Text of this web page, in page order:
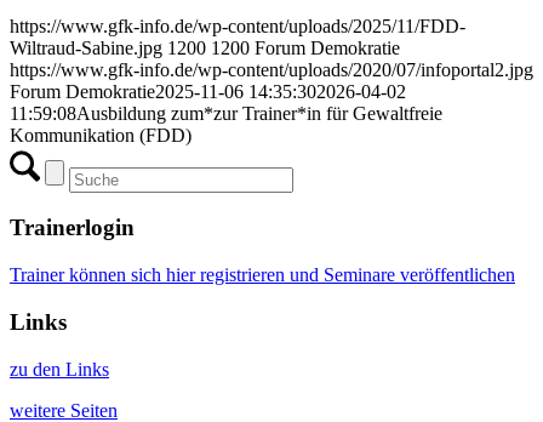
https://www.gfk-info.de/wp-content/uploads/2025/11/FDD-
Wiltraud-Sabine.jpg 1200 1200 Forum Demokratie
https://www.gfk-info.de/wp-content/uploads/2020/07/infoportal2.jpg
Forum Demokratie2025-11-06 14:35:302026-04-02
11:59:08Ausbildung zum*zur Trainer*in für Gewaltfreie
Kommunikation (FDD)
Trainerlogin
Trainer können sich hier registrieren und Seminare veröffentlichen
Links
zu den Links
weitere Seiten